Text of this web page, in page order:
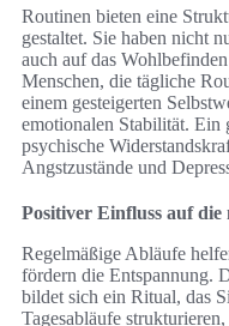
Routinen bieten eine
gestaltet. Sie haben nicht
auch auf das
Menschen, die tägliche
einem gesteigerten
emotionalen Stabilität. Ein
psychische
Angstzustände und
Positiver Einfluss auf die
Regelmäßige Abläufe
fördern die Entspannung.
bildet sich ein Ritual, das
Tagesabläufe